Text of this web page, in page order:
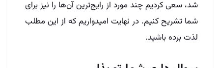
بهت زنگ میزنیم
نام و نام خانوادگی